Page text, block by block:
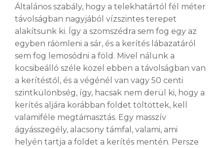
Általános szabály, hogy a telekhatártól fél méter
távolságban nagyjából vízszintes terepet
alakítsunk ki. Így a szomszédra sem fog egy az
egyben ráömleni a sár, és a kerítés lábazatáról
sem fog lemosódni a föld. Mivel nálunk a
kocsibeálló széle közel ebben a távolságban van
a kerítéstől, és a végénél van vagy 50 centi
szintkülönbség, így, hacsak nem derül ki, hogy a
kerítés aljára korábban földet töltöttek, kell
valamiféle megtámasztás. Egy masszív
ágyásszegély, alacsony támfal, valami, ami
helyén tartja a földet a kerítés mentén. Persze